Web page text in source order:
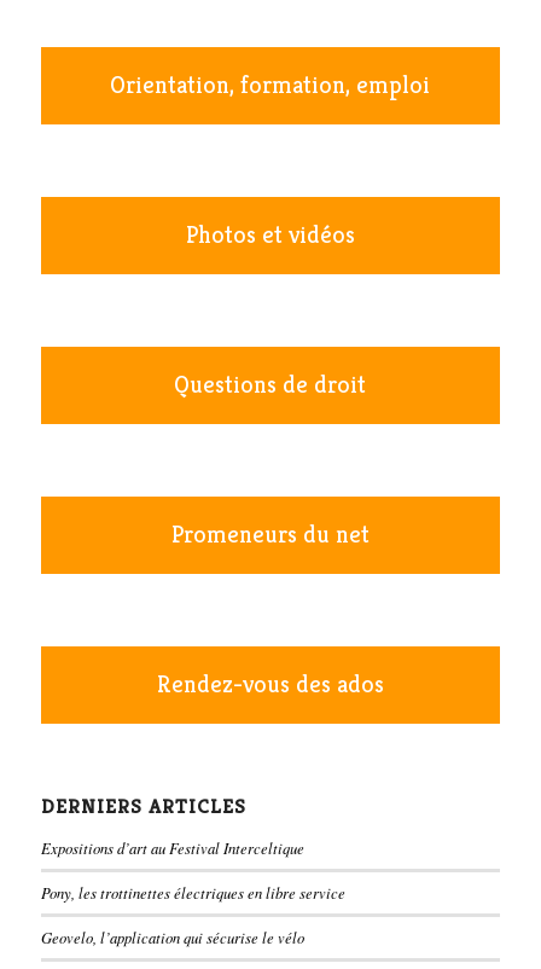
Orientation, formation, emploi
Photos et vidéos
Questions de droit
Promeneurs du net
Rendez-vous des ados
DERNIERS ARTICLES
Expositions d’art au Festival Interceltique
Pony, les trottinettes électriques en libre service
Geovelo, l’application qui sécurise le vélo